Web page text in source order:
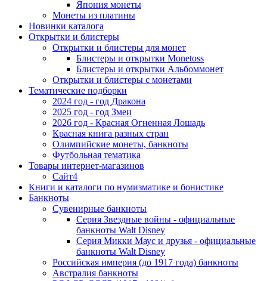
Япония монеты
Монеты из платины
Новинки каталога
Открытки и блистеры
Открытки и блистеры для монет
Блистеры и открытки Monetoss
Блистеры и открытки Альбоммонет
Открытки и блистеры с монетами
Тематические подборки
2024 год - год Дракона
2025 год - год Змеи
2026 год - Красная Огненная Лошадь
Красная книга разных стран
Олимпийские монеты, банкноты
Футбольная тематика
Товары интернет-магазинов
Сайт4
Книги и каталоги по нумизматике и бонистике
Банкноты
Сувенирные банкноты
Серия Звездные войны - официальные
банкноты Walt Disney
Серия Микки Маус и друзья - официальные
банкноты Walt Disney
Российская империя (до 1917 года) банкноты
Австралия банкноты